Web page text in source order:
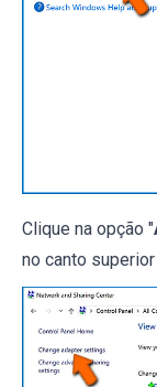
Clique na opção "
no canto